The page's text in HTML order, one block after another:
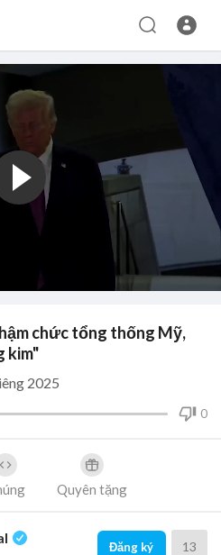
chức tổng thống Mỹ,
kim"
0
2025
Quyên tặng
Đăng ký 13